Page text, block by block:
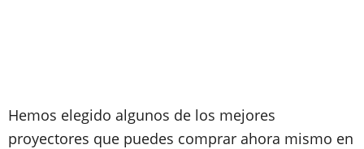
Hemos elegido algunos de los mejores
proyectores que puedes comprar ahora mismo en